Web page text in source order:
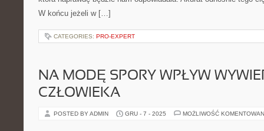
W końcu jeżeli w […]
CATEGORIES: PRO-EXPERT
NA MODĘ SPORY WPŁYW
CZŁOWIEKA
POSTED BY ADMIN GRU - 7 - 2025 MOŻLIWOŚĆ